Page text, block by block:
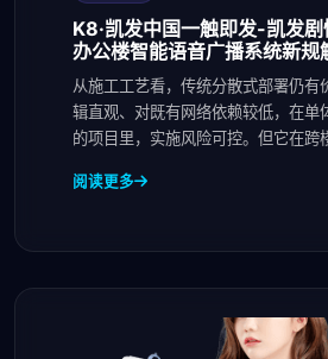
K8·凯发中国一触即发-凯发
办公楼智能语音广播系统新规
艺、布线规范与验收标准有哪
从施工工艺看，传统分散式部署仍有
辑直观、对既有网络依赖较低，在单
的项目里，实施风险可控。但它在跨
阅读更多